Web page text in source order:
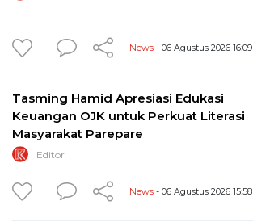
News - 06 Agustus 2026 16:09
Tasming Hamid Apresiasi Edukasi
Keuangan OJK untuk Perkuat Literasi
Masyarakat Parepare
Editor
News - 06 Agustus 2026 15:58